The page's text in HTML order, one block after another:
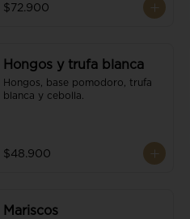
$72.900
Hongos y trufa blanca
Hongos, base pomodoro, trufa
blanca y cebolla.
$48.900
Mariscos